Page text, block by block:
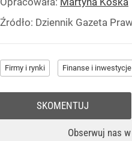
Źródło: Dziennik Gazeta
Firmy i rynki Finanse i inwestycje
Obserwuj nas w
SKOMENTUJ